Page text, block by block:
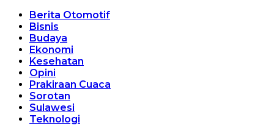
Berita Otomotif
Bisnis
Budaya
Ekonomi
Kesehatan
Opini
Prakiraan Cuaca
Sorotan
Sulawesi
Teknologi